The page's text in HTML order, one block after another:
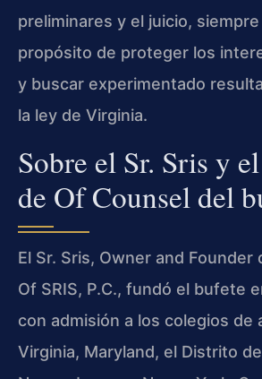
preliminares y el juicio,
propósito de proteger los
y buscar experimentado
la ley de Virginia.
Sobre el Sr. Sris y
de Of Counsel del
El Sr. Sris, Owner and Founder
Of SRIS, P.C., fundó el bufete
con admisión a los colegios de
Virginia, Maryland, el Distrito